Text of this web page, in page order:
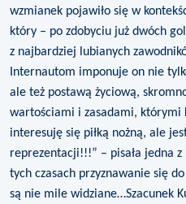
wzmianek pojawiło się w
który – po zdobyciu już dwóch
z najbardziej lubianych
Internautom imponuje on nie
ale też postawą życiową,
wartościami i zasadami, którymi
interesuję się piłką nożną, ale
reprezentacji!!!” – pisała jedna z
tych czasach przyznawanie się
są nie mile widziane…Szacunek